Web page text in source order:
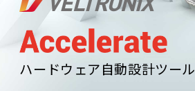
ハードウェア⾃動設計ツール